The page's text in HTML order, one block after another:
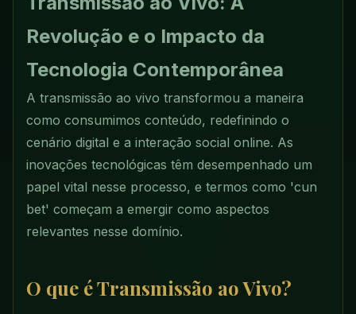
Revolução e o Impacto da
Tecnologia Contemporânea
A transmissão ao vivo transformou a maneira
como consumimos conteúdo, redefinindo o
cenário digital e a interação social online. As
inovações tecnológicas têm desempenhado um
papel vital nesse processo, e termos como 'cun
bet' começam a emergir como aspectos
relevantes nesse domínio.
O que é Transmissão ao Vivo?